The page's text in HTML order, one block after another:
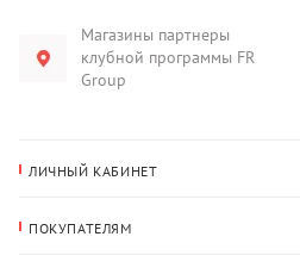
Магазины партнеры
клубной программы FR
Group
ЛИЧНЫЙ КАБИНЕТ
ПОКУПАТЕЛЯМ